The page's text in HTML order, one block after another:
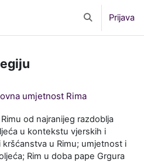
Toggle search
Prijava
umjetnost Rima
od najranijeg razdoblja
u kontekstu vjerskih i
u Rimu; umjetnost i
Rim u doba pape Grgura